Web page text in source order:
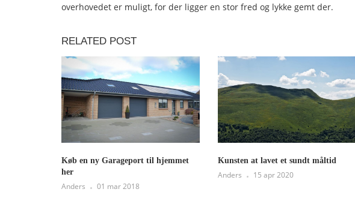
overhovedet er muligt, for der ligger en stor fred og lykke gemt der.
RELATED POST
Køb en ny Garageport til hjemmet
her
Anders 01 mar 2018
Kunsten at lavet et sundt måltid
Anders 15 apr 2020